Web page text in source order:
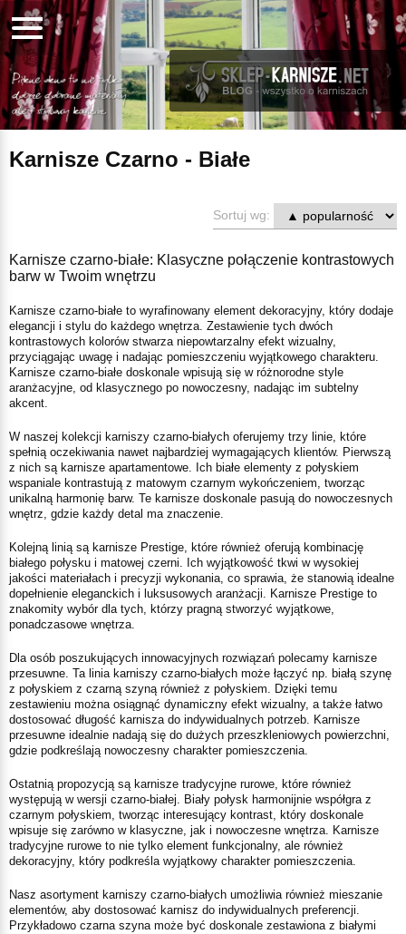
Karnisze Czarno - Białe
Sortuj wg:
Karnisze czarno-białe: Klasyczne połączenie kontrastowych
barw w Twoim wnętrzu
Karnisze czarno-białe to wyrafinowany element dekoracyjny, który dodaje
elegancji i stylu do każdego wnętrza. Zestawienie tych dwóch
kontrastowych kolorów stwarza niepowtarzalny efekt wizualny,
przyciągając uwagę i nadając pomieszczeniu wyjątkowego charakteru.
Karnisze czarno-białe doskonale wpisują się w różnorodne style
aranżacyjne, od klasycznego po nowoczesny, nadając im subtelny
akcent.
W naszej kolekcji karniszy czarno-białych oferujemy trzy linie, które
spełnią oczekiwania nawet najbardziej wymagających klientów. Pierwszą
z nich są karnisze apartamentowe. Ich białe elementy z połyskiem
wspaniale kontrastują z matowym czarnym wykończeniem, tworząc
unikalną harmonię barw. Te karnisze doskonale pasują do nowoczesnych
wnętrz, gdzie każdy detal ma znaczenie.
Kolejną linią są karnisze Prestige, które również oferują kombinację
białego połysku i matowej czerni. Ich wyjątkowość tkwi w wysokiej
jakości materiałach i precyzji wykonania, co sprawia, że stanowią idealne
dopełnienie eleganckich i luksusowych aranżacji. Karnisze Prestige to
znakomity wybór dla tych, którzy pragną stworzyć wyjątkowe,
ponadczasowe wnętrza.
Dla osób poszukujących innowacyjnych rozwiązań polecamy karnisze
przesuwne. Ta linia karniszy czarno-białych może łączyć np. białą szynę
z połyskiem z czarną szyną również z połyskiem. Dzięki temu
zestawieniu można osiągnąć dynamiczny efekt wizualny, a także łatwo
dostosować długość karnisza do indywidualnych potrzeb. Karnisze
przesuwne idealnie nadają się do dużych przeszkleniowych powierzchni,
gdzie podkreślają nowoczesny charakter pomieszczenia.
Ostatnią propozycją są karnisze tradycyjne rurowe, które również
występują w wersji czarno-białej. Biały połysk harmonijnie współgra z
czarnym połyskiem, tworząc interesujący kontrast, który doskonale
wpisuje się zarówno w klasyczne, jak i nowoczesne wnętrza. Karnisze
tradycyjne rurowe to nie tylko element funkcjonalny, ale również
dekoracyjny, który podkreśla wyjątkowy charakter pomieszczenia.
Nasz asortyment karniszy czarno-białych umożliwia również mieszanie
elementów, aby dostosować karnisz do indywidualnych preferencji.
Przykładowo czarna szyna może być doskonale zestawiona z białymi